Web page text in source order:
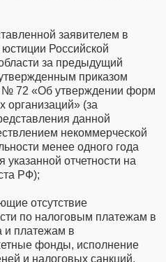
заявителем в
Российской
за предыдущий
приказом
72 «Об утверждении форм
организаций» (за
данной
некоммерческой
менее одного года
указанной отчетности на
РФ);
отсутствие
по налоговым платежам в
и платежам в
фонды, исполнение
и налоговых санкций,